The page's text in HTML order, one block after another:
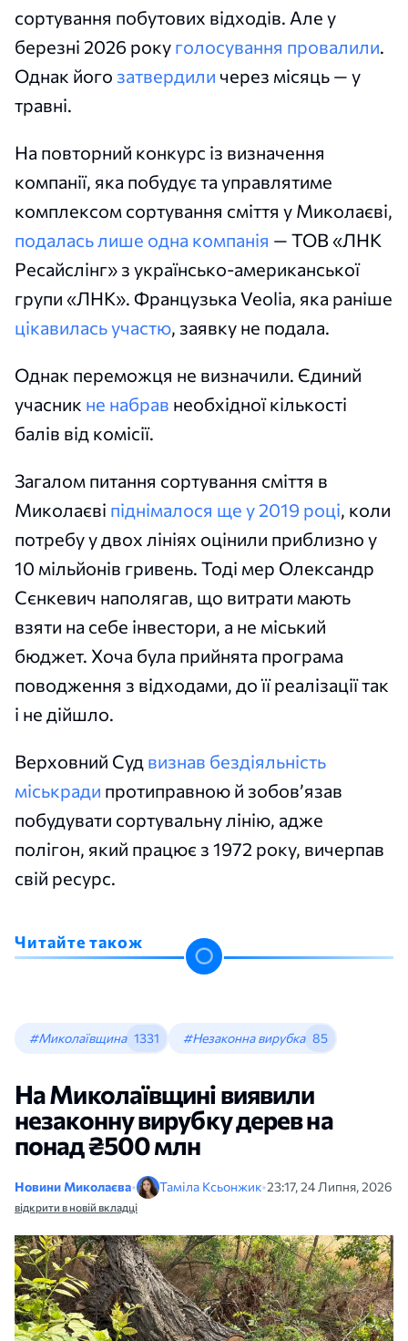
сортування побутових відходів. Але у
березні 2026 року голосування провалили.
Однак його затвердили через місяць — у
травні.
На повторний конкурс із визначення
компанії, яка побудує та управлятиме
комплексом сортування сміття у Миколаєві,
подалась лише одна компанія — ТОВ «ЛНК
Ресайслінг» з українсько-американської
групи «ЛНК». Французька Veolia, яка раніше
цікавилась участю, заявку не подала.
Однак переможця не визначили. Єдиний
учасник не набрав необхідної кількості
балів від комісії.
Загалом питання сортування сміття в
Миколаєві піднімалося ще у 2019 році, коли
потребу у двох лініях оцінили приблизно у
10 мільйонів гривень. Тоді мер Олександр
Сєнкевич наполягав, що витрати мають
взяти на себе інвестори, а не міський
бюджет. Хоча була прийнята програма
поводження з відходами, до її реалізації так
і не дійшло.
Верховний Суд визнав бездіяльність
міськради протиправною й зобов’язав
побудувати сортувальну лінію, адже
полігон, який працює з 1972 року, вичерпав
свій ресурс.
Читайте також
#Миколаївщина 1331 #Незаконна вирубка 85
На Миколаївщині виявили
незаконну вирубку дерев на
понад ₴500 млн
Новини Миколаєва• Таміла Ксьонжик•23:17, 24 Липня, 2026
відкрити в новій вкладці